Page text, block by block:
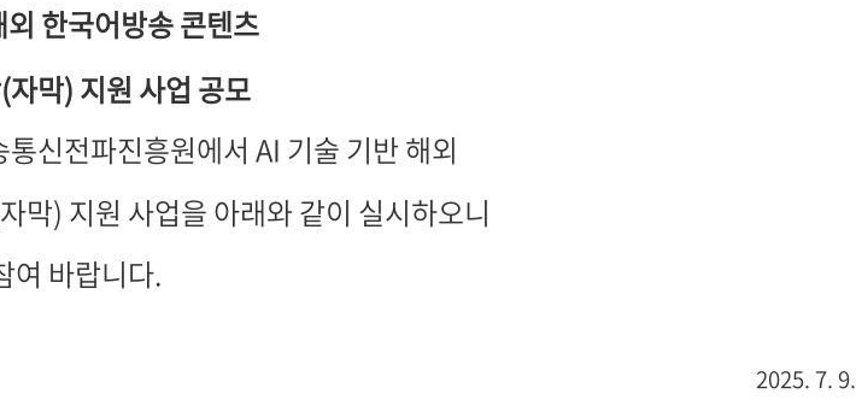
한국어방송 콘텐츠
막) 지원 사업 공모
신전파진흥원에서 AI 기술 기반 해외
막) 지원 사업을 아래와 같이 실시하오니
여 바랍니다.
2025. 7. 9.